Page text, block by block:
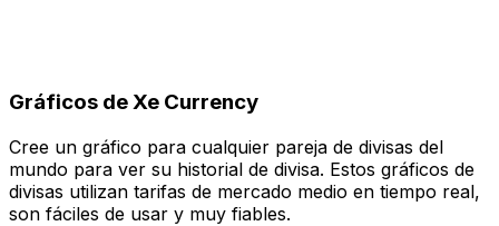
Gráficos de Xe Currency
Cree un gráfico para cualquier pareja de divisas del
mundo para ver su historial de divisa. Estos gráficos de
divisas utilizan tarifas de mercado medio en tiempo real,
son fáciles de usar y muy fiables.